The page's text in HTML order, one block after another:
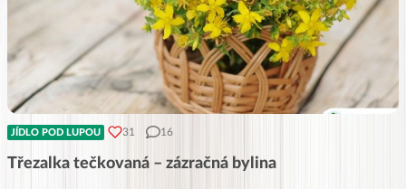
JÍDLO POD LUPOU 31 16
Třezalka tečkovaná – zázračná bylina